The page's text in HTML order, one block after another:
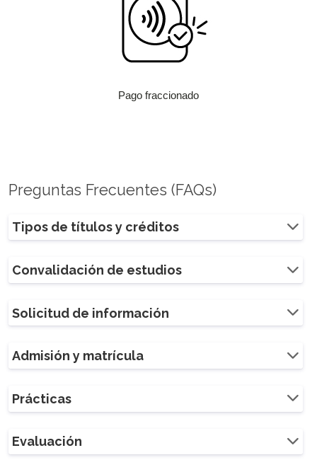
Pago fraccionado
Preguntas Frecuentes (FAQs)
Tipos de títulos y créditos
Convalidación de estudios
Solicitud de información
Admisión y matrícula
Prácticas
Evaluación